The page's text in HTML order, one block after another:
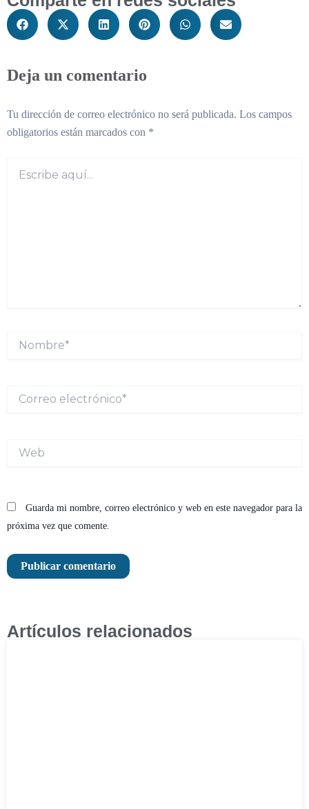
Deja un comentario
Tu dirección de correo electrónico no será publicada. Los campos
obligatorios están marcados con *
aquí...
electrónico*
Guarda mi nombre, correo electrónico y web en este navegador para la
próxima vez que comente.
Artículos relacionados